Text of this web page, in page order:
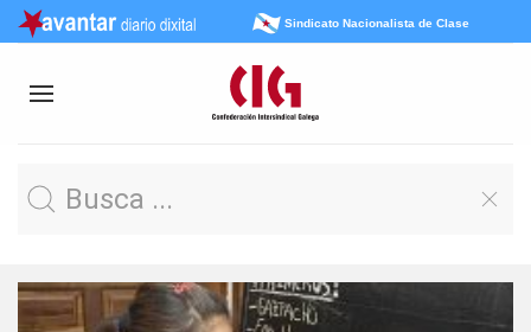
Sindicato Nacionalista de Clase